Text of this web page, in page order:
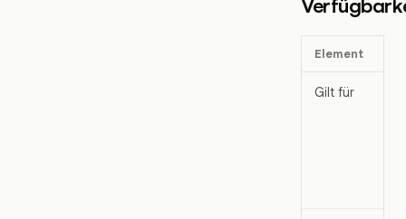
Element
Gilt für